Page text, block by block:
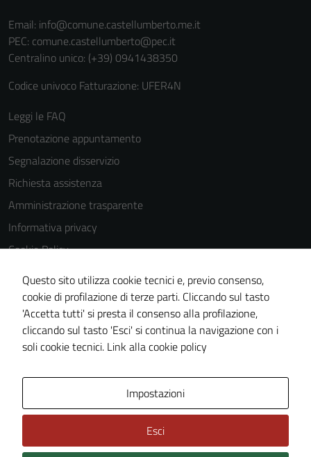
Email: info@comune.castellumberto.me.it
PEC: comune.castellumberto@pec.it
Centralino unico: (+39) 0941438350
Codice univoco Fatturazione: UFER4N
Leggi le FAQ
Prenotazione appuntamento
Segnalazione disservizio
Richiesta assistenza
Amministrazione trasparente
Informativa privacy
Cookie Policy
Note legali
Dichiarazione di accessibilità
Obiettivi di accessibilità
Piano di miglioramento del sito
Questo sito utilizza cookie tecnici e, previo consenso,
cookie di profilazione di terze parti. Cliccando sul tasto
'Accetta tutti' si presta il consenso alla profilazione,
cliccando sul tasto 'Esci' si continua la navigazione con i
soli cookie tecnici. Link alla cookie policy
Impostazioni
Esci